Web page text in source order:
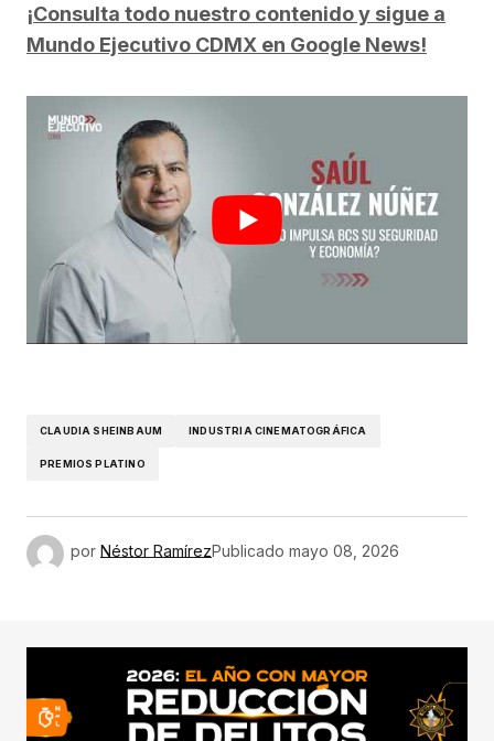
¡Consulta todo nuestro contenido y sigue a
Mundo Ejecutivo CDMX en Google News!
CLAUDIA SHEINBAUM INDUSTRIA CINEMATOGRÁFICA
PREMIOS PLATINO
por Néstor RamírezPublicado mayo 08, 2026